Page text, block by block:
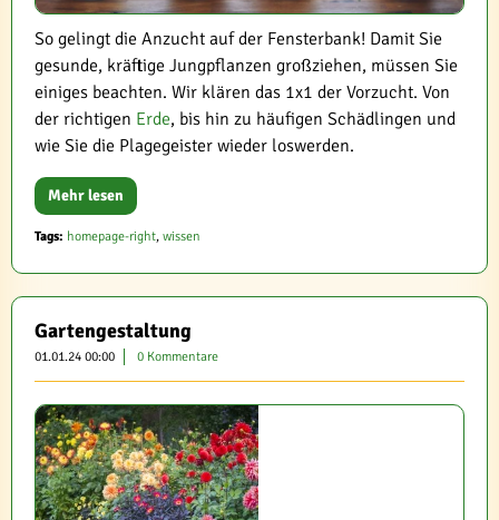
So gelingt die Anzucht auf der Fensterbank! Damit Sie
gesunde, kräftige Jungpflanzen großziehen, müssen Sie
einiges beachten. Wir klären das 1x1 der Vorzucht. Von
der richtigen Erde, bis hin zu häufigen Schädlingen und
wie Sie die Plagegeister wieder loswerden.
Mehr lesen
Tags: homepage-right, wissen
Gartengestaltung
01.01.24 00:00 0 Kommentare